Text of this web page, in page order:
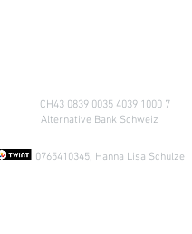
CH43 0839 0035 4039 1000 7
Alternative Bank Schweiz
0765410345, Hanna Lisa Schulze